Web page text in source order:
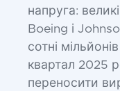
напруга:
Boeing і
сотні
квартал 2025
переносити